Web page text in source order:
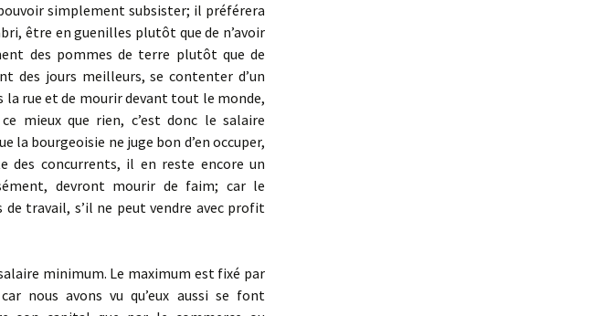
simplement subsister; il préférera
être en guenilles plutôt que de n’avoir
des pommes de terre plutôt que de
des jours meilleurs, se contenter d’un
la rue et de mourir devant tout le monde,
mieux que rien, c’est donc le salaire
la bourgeoisie ne juge bon d’en occuper,
des concurrents, il en reste encore un
devront mourir de faim; car le
travail, s’il ne peut vendre avec profit
minimum. Le maximum est fixé par
nous avons vu qu’eux aussi se font